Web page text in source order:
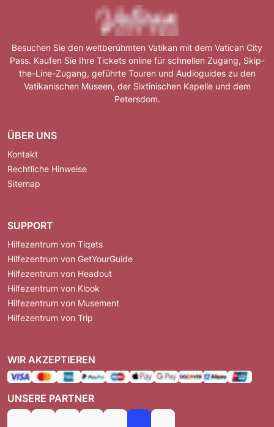
Besuchen Sie den weltberühmten Vatikan mit dem Vatican City
Pass. Kaufen Sie Ihre Tickets online für schnellen Zugang, Skip-
the-Line-Zugang, geführte Touren und Audioguides zu den
Vatikanischen Museen, der Sixtinischen Kapelle und dem
Petersdom.
ÜBER UNS
Kontakt
Rechtliche Hinweise
Sitemap
SUPPORT
Hilfezentrum von Tiqets
Hilfezentrum von GetYourGuide
Hilfezentrum von Headout
Hilfezentrum von Klook
Hilfezentrum von Musement
Hilfezentrum von Trip
WIR AKZEPTIEREN
UNSERE PARTNER